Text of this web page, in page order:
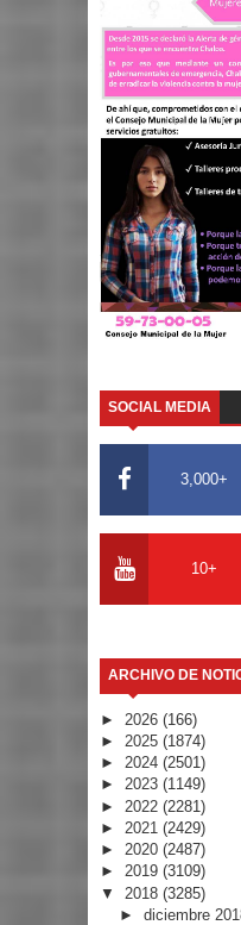
SOCIAL MEDIA
3,000+
10+
ARCHIVO DE
► 2026 (166)
► 2025 (1874)
► 2024 (2501)
► 2023 (1149)
► 2022 (2281)
► 2021 (2429)
► 2020 (2487)
► 2019 (3109)
▼ 2018 (3285)
► diciembre